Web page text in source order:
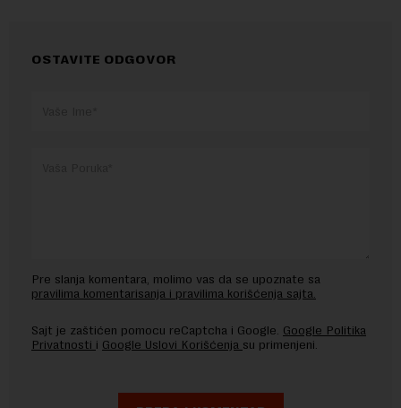
OSTAVITE ODGOVOR
Pre slanja komentara, molimo vas da se upoznate sa
pravilima komentarisanja i pravilima korišćenja sajta.
Sajt je zaštićen pomocu reCaptcha i Google. Google Politika
Privatnosti i Google Uslovi Korišćenja su primenjeni.